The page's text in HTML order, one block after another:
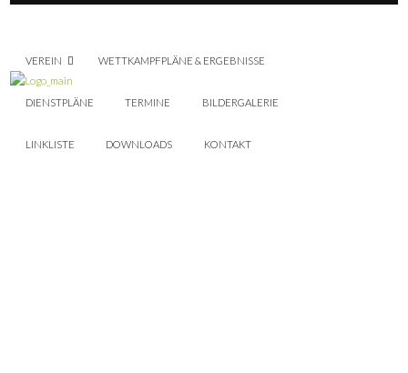
VEREIN WETTKAMPFPLÄNE & ERGEBNISSE
DIENSTPLÄNE TERMINE BILDERGALERIE
LINKLISTE DOWNLOADS KONTAKT